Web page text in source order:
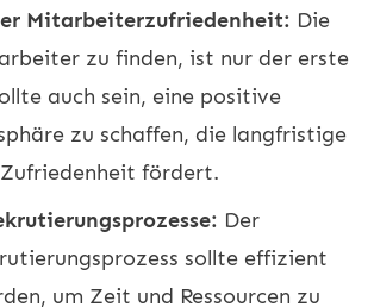
Mitarbeiterzufriedenheit: Die
zu finden, ist nur der erste
auch sein, eine positive
zu schaffen, die langfristige
fördert.
Der
sollte effizient
um Zeit und Ressourcen zu